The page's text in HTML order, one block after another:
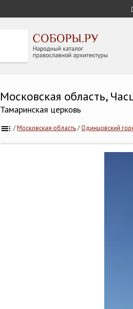
Московская область,
Тамаринская церковь
/Московская область/Одинцовский